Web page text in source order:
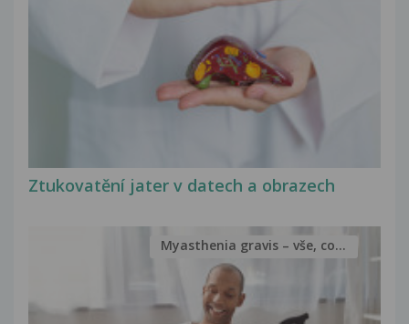
Ztukovatění jater v datech a obrazech
Myasthenia gravis – vše, co...